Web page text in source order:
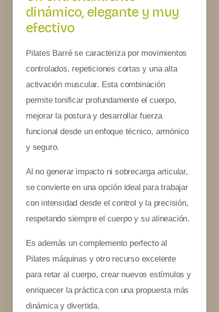
dinámico, elegante y muy
efectivo
Pilates Barré se caracteriza por movimientos
controlados, repeticiones cortas y una alta
activación muscular. Esta combinación
permite tonificar profundamente el cuerpo,
mejorar la postura y desarrollar fuerza
funcional desde un enfoque técnico, armónico
y seguro.
Al no generar impacto ni sobrecarga articular,
se convierte en una opción ideal para trabajar
con intensidad desde el control y la precisión,
respetando siempre el cuerpo y su alineación.
Es además un complemento perfecto al
Pilates máquinas y otro recurso excelente
para retar al cuerpo, crear nuevos estímulos y
enriquecer la práctica con una propuesta más
dinámica y divertida.